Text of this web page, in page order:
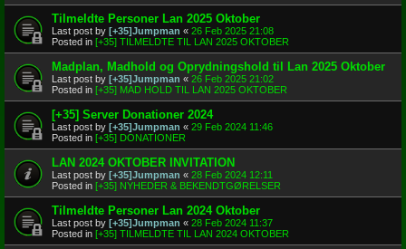
Tilmeldte Personer Lan 2025 Oktober
Last post by [+35]Jumpman « 26 Feb 2025 21:08
Posted in [+35] TILMELDTE TIL LAN 2025 OKTOBER
Madplan, Madhold og Oprydningshold til Lan 2025 Oktober
Last post by [+35]Jumpman « 26 Feb 2025 21:02
Posted in [+35] MAD HOLD TIL LAN 2025 OKTOBER
[+35] Server Donationer 2024
Last post by [+35]Jumpman « 29 Feb 2024 11:46
Posted in [+35] DONATIONER
LAN 2024 OKTOBER INVITATION
Last post by [+35]Jumpman « 28 Feb 2024 12:11
Posted in [+35] NYHEDER & BEKENDTGØRELSER
Tilmeldte Personer Lan 2024 Oktober
Last post by [+35]Jumpman « 28 Feb 2024 11:37
Posted in [+35] TILMELDTE TIL LAN 2024 OKTOBER